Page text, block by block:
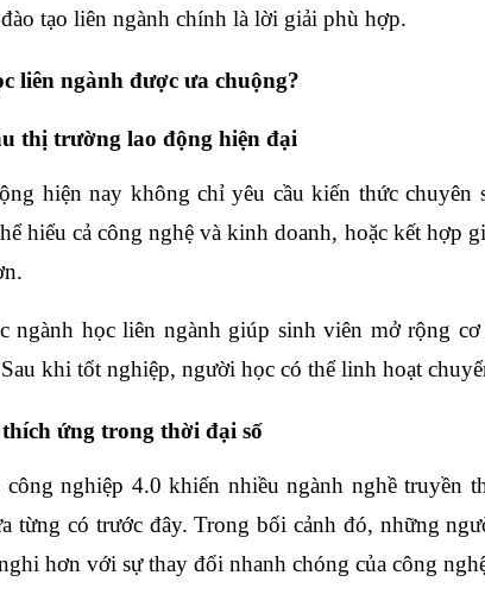
tạo liên ngành chính là lời giải phù hợp.
liên ngành được ưa chuộng?
thị trường lao động hiện đại
hiện nay không chỉ yêu cầu kiến thức
hiểu cả công nghệ và kinh doanh, hoặc kết hợp
ngành học liên ngành giúp sinh viên mở rộng
khi tốt nghiệp, người học có thể linh hoạt
ứng trong thời đại số
công nghiệp 4.0 khiến nhiều ngành nghề truyền
từng có trước đây. Trong bối cảnh đó, những
hơn với sự thay đổi nhanh chóng của công